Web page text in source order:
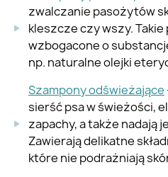
zwalczanie pasożytów
kleszcze czy wszy.
wzbogacone o
np. naturalne olejki
Szampony odświeżające
sierść psa w świeżości,
zapachy, a także nadają
Zawierają delikatne
które nie podrażniają